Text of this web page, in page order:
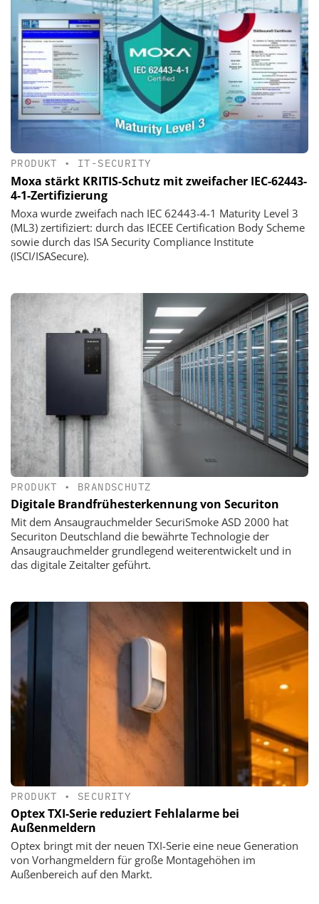
PRODUKT • IT-SECURITY
Moxa stärkt KRITIS-Schutz mit zweifacher IEC-62443-
4-1-Zertifizierung
Moxa wurde zweifach nach IEC 62443-4-1 Maturity Level 3
(ML3) zertifiziert: durch das IECEE Certification Body Scheme
sowie durch das ISA Security Compliance Institute
(ISCI/ISASecure).
PRODUKT • BRANDSCHUTZ
Digitale Brandfrühesterkennung von Securiton
Mit dem Ansaugrauchmelder SecuriSmoke ASD 2000 hat
Securiton Deutschland die bewährte Technologie der
Ansaugrauchmelder grundlegend weiterentwickelt und in
das digitale Zeitalter geführt.
PRODUKT • SECURITY
Optex TXI-Serie reduziert Fehlalarme bei
Außenmeldern
Optex bringt mit der neuen TXI-Serie eine neue Generation
von Vorhangmeldern für große Montagehöhen im
Außenbereich auf den Markt.